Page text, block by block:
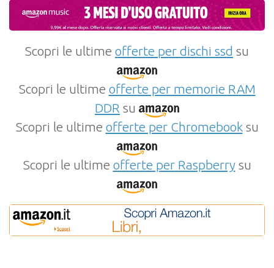
Scopri le ultime offerte per dischi ssd su
Scopri le ultime offerte per memorie RAM
DDR su
Scopri le ultime offerte per Chromebooksu
Scopri le ultime offerte per Raspberrysu